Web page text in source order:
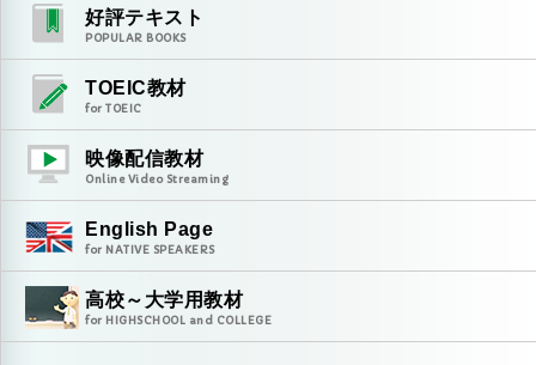
好評テキスト
POPULAR BOOKS
TOEIC教材
for TOEIC
映像配信教材
Online Video Streaming
English Page
for NATIVE SPEAKERS
高校～大学用教材
for HIGHSCHOOL and COLLEGE